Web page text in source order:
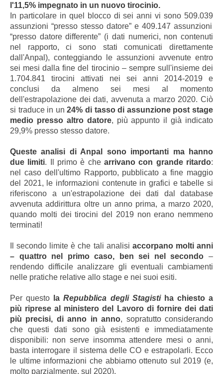
l'11,5% impegnato in un nuovo tirocinio.
In particolare in quel blocco di sei anni vi sono 509.039
assunzioni “presso stesso datore” e 409.147 assunzioni
“presso datore differente” (i dati numerici, non contenuti
nel rapporto, ci sono stati comunicati direttamente
dall'Anpal), conteggiando le assunzioni avvenute entro
sei mesi dalla fine del tirocinio – sempre sull'insieme dei
1.704.841 tirocini attivati nei sei anni 2014-2019 e
conclusi da almeno sei mesi al momento
dell'estrapolazione dei dati, avvenuta a marzo 2020. Ciò
si traduce in un24% di tasso di assunzione post stage
medio presso altro datore, più appunto il già indicato
29,9% presso stesso datore.
Queste analisi di Anpal sono importanti ma hanno
due limiti. Il primo è chearrivano con grande ritardo:
nel caso dell'ultimo Rapporto, pubblicato a fine maggio
del 2021, le informazioni contenute in grafici e tabelle si
riferiscono a un'estrapolazione dei dati dal database
avvenuta addirittura oltre un anno prima, a marzo 2020,
quando molti dei tirocini del 2019 non erano nemmeno
terminati!
Il secondo limite è che tali analisi accorpano molti anni
– quattro nel primo caso, ben sei nel secondo –
rendendo difficile analizzare gli eventuali cambiamenti
nelle pratiche relative allo stage e nei suoi esiti.
Per questo la Repubblica degli Stagistiha chiesto a
più riprese al ministero del Lavoro di fornire dei dati
più precisi, di anno in anno, sopratutto considerando
che questi dati sono già esistenti e immediatamente
disponibili: non serve insomma attendere mesi o anni,
basta interrogare il sistema delle CO e estrapolarli. Ecco
le ultime informazioni che abbiamo ottenuto sul 2019 (e,
molto parzialmente, sul 2020).